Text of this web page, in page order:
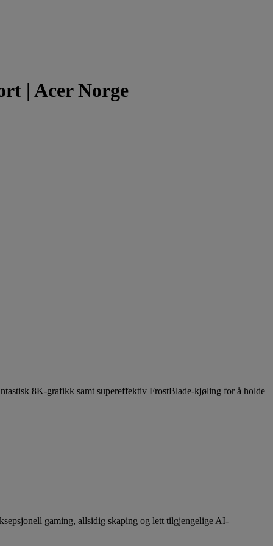
| Acer Norge
8K-grafikk samt supereffektiv FrostBlade-kjøling for å holde
gaming, allsidig skaping og lett tilgjengelige AI-